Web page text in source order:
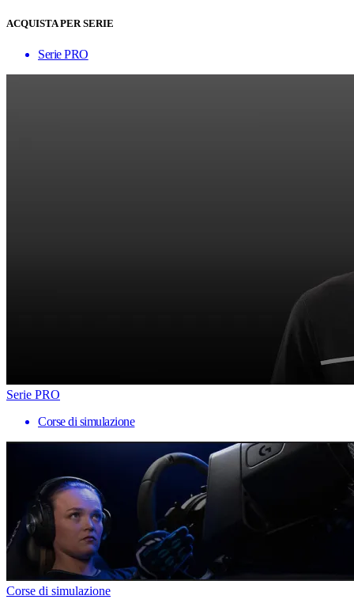
ACQUISTA PER SERIE
Serie PRO
Serie PRO
Corse di simulazione
Corse di simulazione